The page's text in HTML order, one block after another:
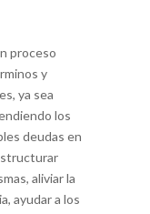
proceso
y
ya sea
los
deudas en
aliviar la
ayudar a los